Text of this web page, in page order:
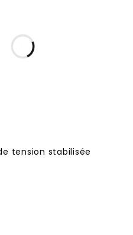
tension stabilisée